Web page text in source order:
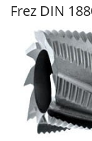
Frez DIN